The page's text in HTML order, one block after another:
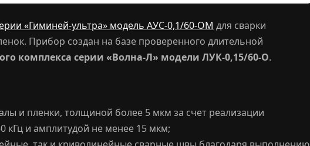
«Гиминей-ультра» модель АУС-0,1/60-ОМ для сварки
Прибор создан на базе проверенного длительной
комплекса серии «Волна-Л» модели ЛУК-0,15/60-О.
и пленки, толщиной более 5 мкм за счет реализации
кГц и амплитудой не менее 15 мкм;